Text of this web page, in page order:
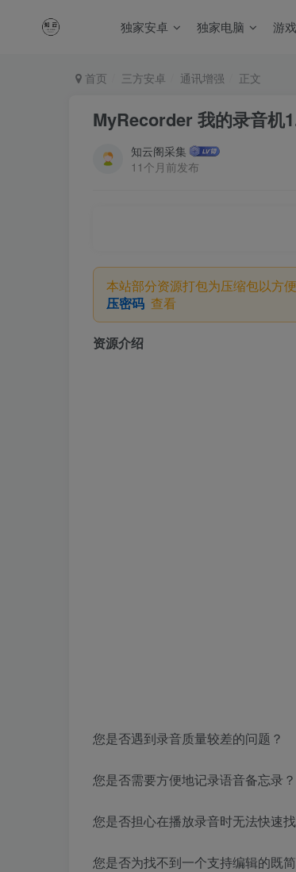
独家安卓 独家电脑 游
首页 三方安卓 通讯增强 正文
MyRecorder 我的录音机
知云阁采集
11个月前发布
本站部分资源打包为压缩包以方
压密码 查看
资源介绍
您是否遇到录音质量较差的问题？
您是否需要方便地记录语音备忘录？
您是否担心在播放录音时无法快速
您是否为找不到一个支持编辑的既